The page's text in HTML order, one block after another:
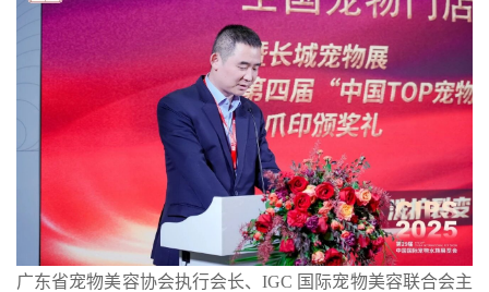
广东省宠物美容协会执行会长、IGC 国际宠物美容联合会主